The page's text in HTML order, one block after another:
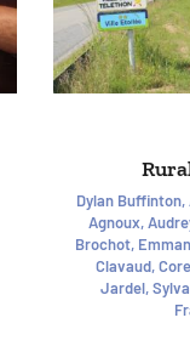
Dylan
Agnoux,
Brochot,
Clavaud,
Jardel,